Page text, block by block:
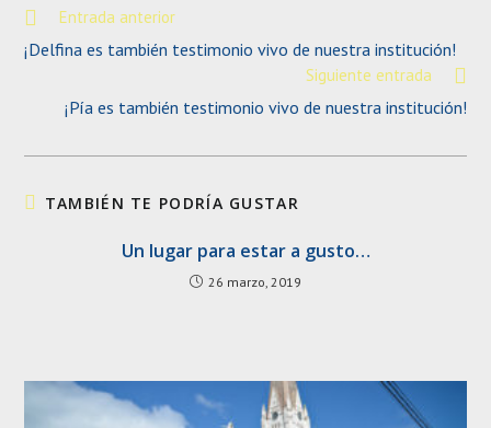
Leer
artículos
Entrada anterior
¡Delfina es también testimonio vivo de nuestra institución!
Siguiente entrada
¡Pía es también testimonio vivo de nuestra institución!
TAMBIÉN TE PODRÍA GUSTAR
Un lugar para estar a gusto…
26 marzo, 2019